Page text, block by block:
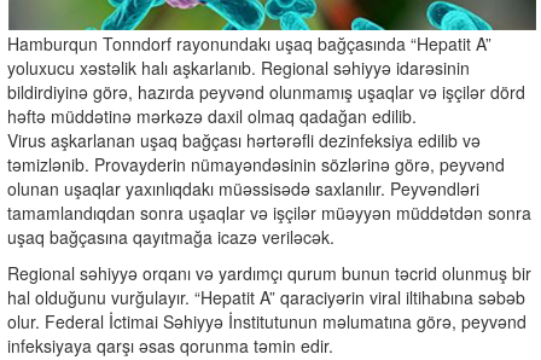
Hamburqun Tonndorf rayonundakı uşaq bağçasında “Hepatit A”
yoluxucu xəstəlik halı aşkarlanıb. Regional səhiyyə idarəsinin
bildirdiyinə görə, hazırda peyvənd olunmamış uşaqlar və işçilər dörd
həftə müddətinə mərkəzə daxil olmaq qadağan edilib.
Virus aşkarlanan uşaq bağçası hərtərəfli dezinfeksiya edilib və
təmizlənib. Provayderin nümayəndəsinin sözlərinə görə, peyvənd
olunan uşaqlar yaxınlıqdakı müəssisədə saxlanılır. Peyvəndləri
tamamlandıqdan sonra uşaqlar və işçilər müəyyən müddətdən sonra
uşaq bağçasına qayıtmağa icazə veriləcək.
Regional səhiyyə orqanı və yardımçı qurum bunun təcrid olunmuş bir
hal olduğunu vurğulayır. “Hepatit A” qaraciyərin viral iltihabına səbəb
olur. Federal İctimai Səhiyyə İnstitutunun məlumatına görə, peyvənd
infeksiyaya qarşı əsas qorunma təmin edir.